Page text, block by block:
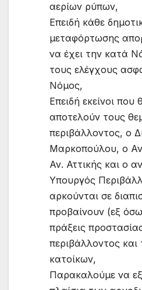
αερίων ρύπων,
Επειδή κάθε
μεταφόρτωσης
να έχει την κατά
τους ελέγχους
Νόμος,
Επειδή εκείνοι που
αποτελούν τους
περιβάλλοντος, ο
Μαρκοπούλου, ο
Αν. Αττικής και ο
Υπουργός
αρκούνται σε
προβαίνουν (εξ
πράξεις
περιβάλλοντος και
κατοίκων,
Παρακαλούμε να